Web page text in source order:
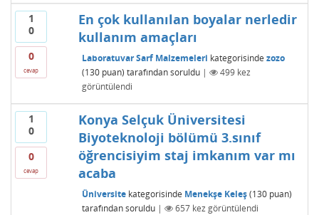
1
0
0
cevap
En çok kullanılan boyalar nerledir
kullanım amaçları
Laboratuvar Sarf Malzemeleri kategorisinde zozo
(130puan) tarafından soruldu | 499kez
görüntülendi
1
0
0
cevap
Konya Selçuk Üniversitesi
Biyoteknoloji bölümü 3.sınıf
öğrencisiyim staj imkanım var mı
acaba
Üniversitekategorisinde Menekşe Keleş (130puan)
tarafından soruldu | 657kez görüntülendi